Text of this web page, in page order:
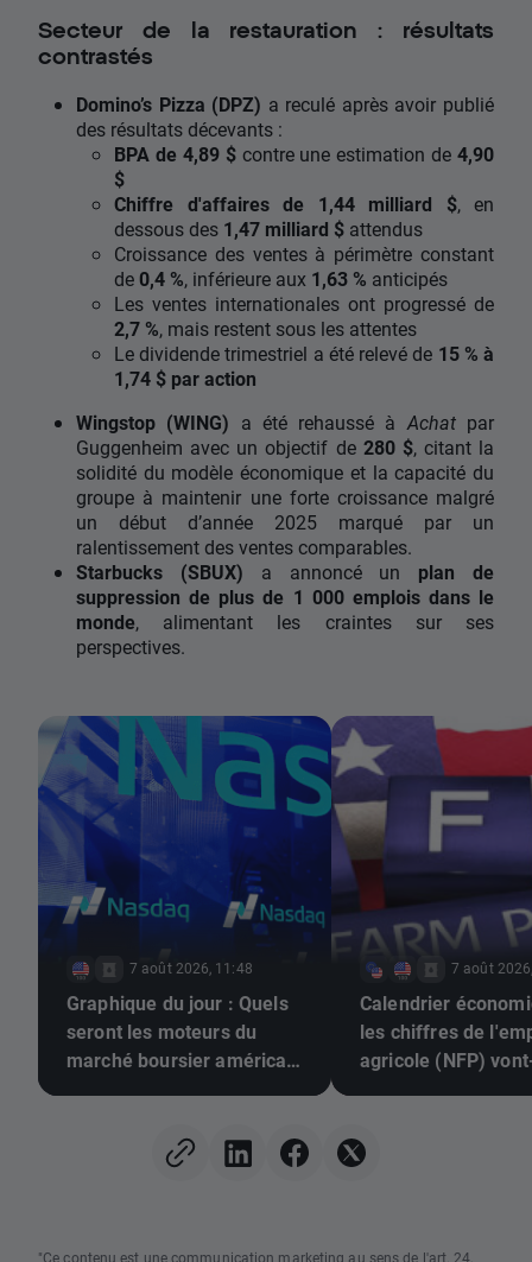
Secteur de la restauration : résultats
contrastés
Domino’s Pizza (DPZ) a reculé après avoir publié
des résultats décevants :
BPA de 4,89 $contre une estimation de 4,90
$
Chiffre d'affaires de 1,44 milliard $, en
dessous des 1,47 milliard $ attendus
Croissance des ventes à périmètre constant
de0,4 %, inférieure aux 1,63 % anticipés
Les ventes internationales ont progressé de
2,7 %, mais restent sous les attentes
Le dividende trimestriel a été relevé de 15 % à
1,74 $ par action
Wingstop (WING) a été rehaussé à Achatpar
Guggenheim avec un objectif de 280 $, citant la
solidité du modèle économique et la capacité du
groupe à maintenir une forte croissance malgré
un début d’année 2025 marqué par un
ralentissement des ventes comparables.
Starbucks (SBUX) a annoncé un plan de
suppression de plus de 1 000 emplois dans le
monde, alimentant les craintes sur ses
perspectives.
7 août 2026, 11:48
Graphique du jour : Quels
seront les moteurs du
marché boursier américain
7 août
Calendrier
les chiffres de
agricole (NFP)
"Ce contenu est une communication marketing au sens de l'art. 24,